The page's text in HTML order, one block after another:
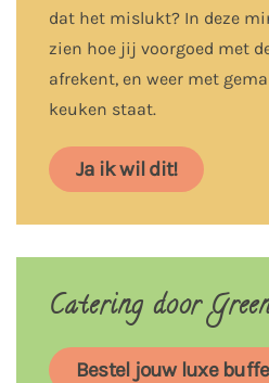
dat het mislukt? In deze
zien hoe jij voorgoed met
afrekent, en weer met
keuken staat.
Ja ik wil dit!
Catering door
Bestel jouw luxe